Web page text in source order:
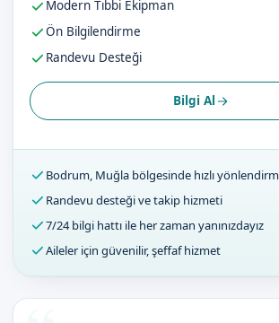
Modern Tıbbi Ekipman
Ön Bilgilendirme
Randevu Desteği
Bilgi Al
Bodrum, Muğla bölgesinde hızlı
Randevu desteği ve takip hizmeti
7/24 bilgi hattı ile her zaman yanınızdayız
Aileler için güvenilir, şeffaf hizmet